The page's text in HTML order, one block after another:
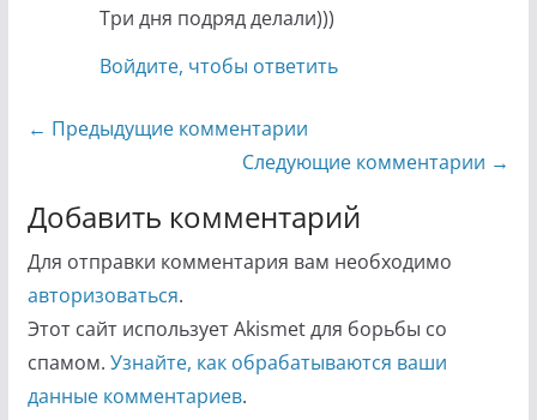
Три дня подряд делали)))
Войдите, чтобы ответить
Навигация
← Предыдущие комментарии
Следующие комментарии →
Добавить комментарий
Для отправки комментария вам необходимо
авторизоваться.
Этот сайт использует Akismet для борьбы со
спамом. Узнайте, как обрабатываются ваши
данные комментариев.